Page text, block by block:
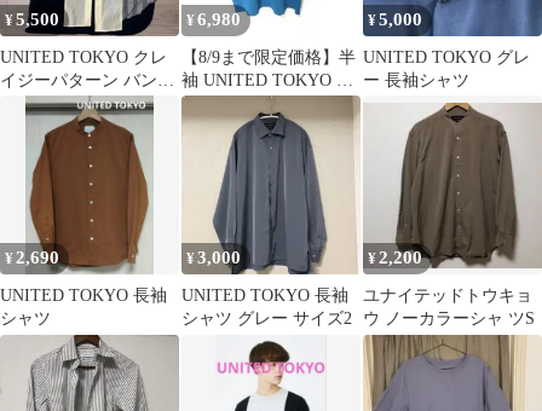
¥5,500
UNITED TOKYO クレ
イジーパターン バンド
カラーシャツ 1
¥ 6,980
【8/9まで限定価格】半
袖 UNITED TOKYO ニ
ット ブルー Mサイズ
¥5,000
UNITED TOKYO グレ
ー 長袖シャツ
¥2,690
UNITED TOKYO 長袖
シャツ
¥3,000
UNITED TOKYO 長袖
シャツ グレー サイズ2
¥2,200
ユナイテッドトウキョ
ウ ノーカラーシャ ツS